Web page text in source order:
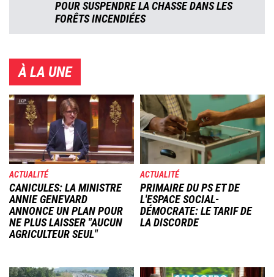
POUR SUSPENDRE LA CHASSE DANS LES
FORÊTS INCENDIÉES
À LA UNE
Image
ACTUALITÉ
CANICULES: LA MINISTRE
ANNIE GENEVARD
ANNONCE UN PLAN POUR
NE PLUS LAISSER "AUCUN
AGRICULTEUR SEUL"
Image
ACTUALITÉ
PRIMAIRE DU PS ET DE
L'ESPACE SOCIAL-
DÉMOCRATE: LE TARIF DE
LA DISCORDE